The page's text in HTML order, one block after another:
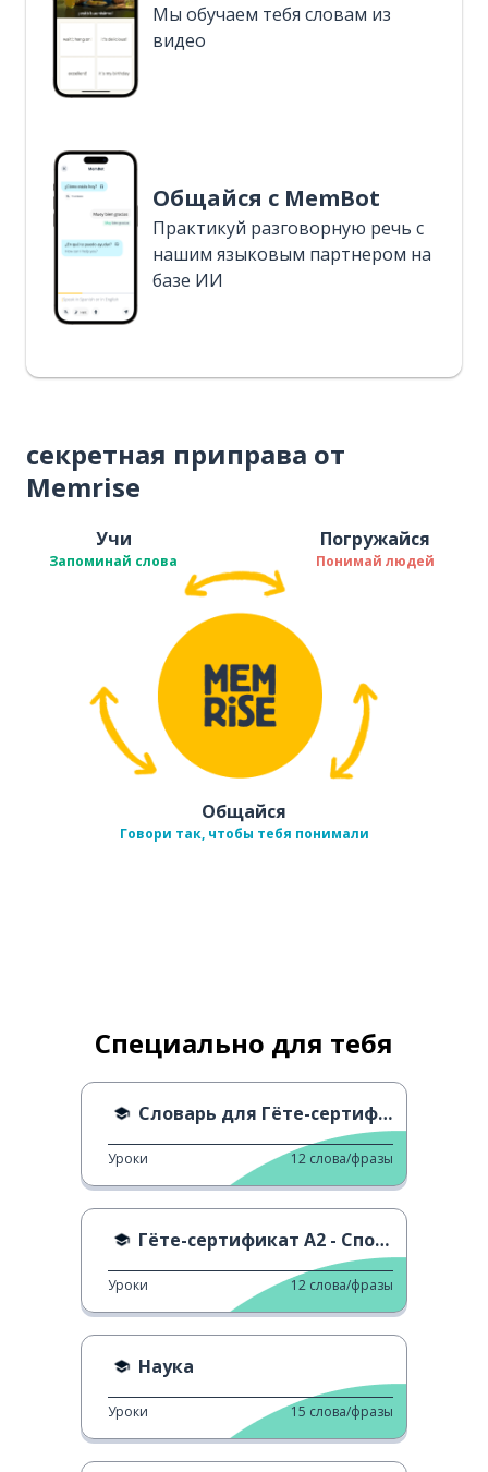
Мы обучаем тебя словам из
видео
Общайся с MemBot
Практикуй разговорную речь с
нашим языковым партнером на
базе ИИ
секретная приправа от
Memrise
Учи
Запоминай слова
Погружайся
Понимай людей
Общайся
Говори так, чтобы тебя понимали
Специально для тебя
Словарь для Гёте-сертификата A1 - N
Уроки 12 слова/фразы
Гёте-сертификат A2 - Спорт
Уроки 12 слова/фразы
Наука
Уроки 15 слова/фразы